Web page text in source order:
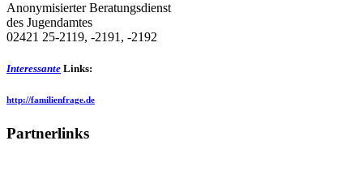
Anonymisierter Beratungsdienst
des Jugendamtes
02421 25-2119, -2191, -2192
Interessante Links:
http://familienfrage.de
Partnerlinks